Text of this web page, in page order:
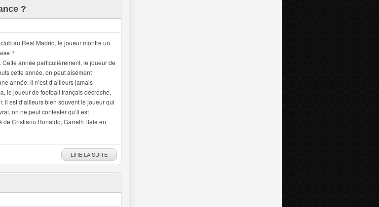
?
au Real Madrid, le joueur montre un
?
année particulièrement, le joueur de
cette année, on peut aisément
année. Il n’est d’ailleurs jamais
le joueur de football français décroche,
Il est d’ailleurs bien souvent le joueur qui
on ne peut contester qu’il est
Cristiano Ronaldo, Garreth Bale en
LIRE LA SUITE